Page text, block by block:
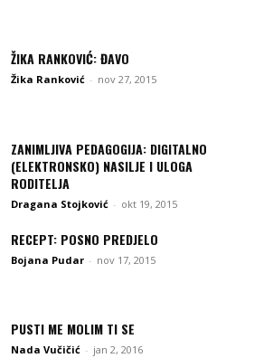
ŽIKA RANKOVIĆ: ĐAVO
Žika Ranković - nov 27, 2015
ZANIMLJIVA PEDAGOGIJA: DIGITALNO
(ELEKTRONSKO) NASILJE I ULOGA
RODITELJA
Dragana Stojković - okt 19, 2015
RECEPT: POSNO PREDJELO
Bojana Pudar - nov 17, 2015
PUSTI ME MOLIM TI SE
Nada Vučičić - jan 2, 2016